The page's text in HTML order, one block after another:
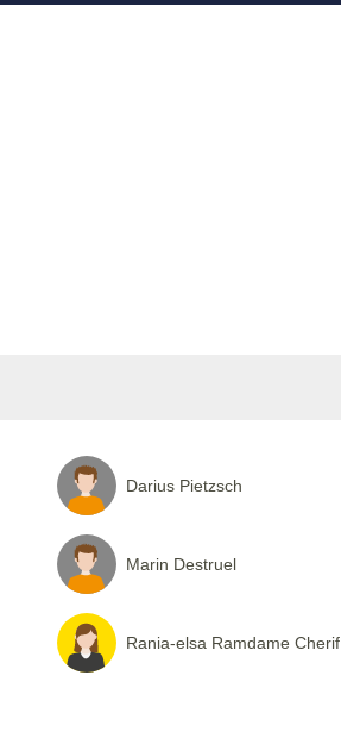
Darius Pietzsch
Marin Destruel
Rania-elsa Ramdame Cherif